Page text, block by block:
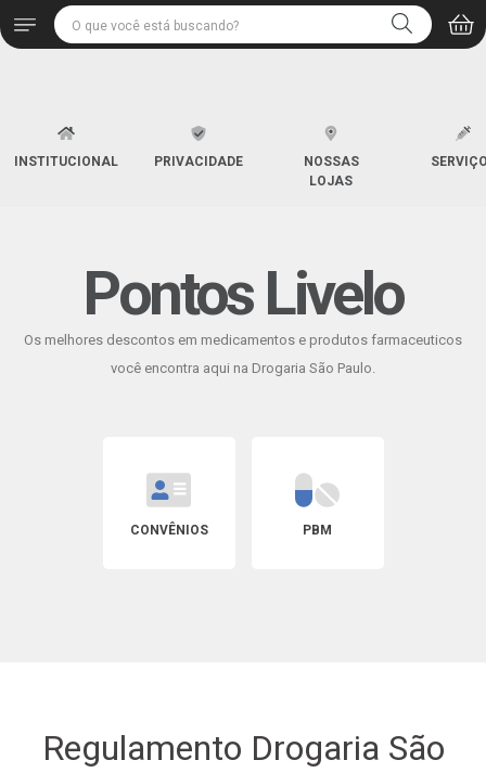
INSTITUCIONAL PRIVACIDADE
NOSSAS
LOJAS
Pontos Livelo
Os melhores descontos em medicamentos e produtos farmaceuticos
você encontra aqui na Drogaria São Paulo.
CONVÊNIOS PBM
Regulamento Drogaria São